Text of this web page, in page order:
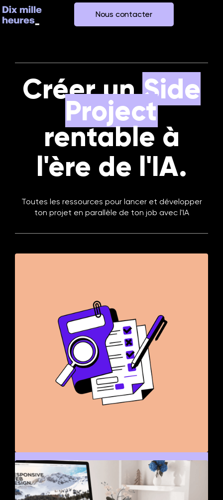
Nous contacter
Créer unSide
Project
rentable à
l'ère de l'IA.
Toutes les ressources pour lancer et développer
ton projet en parallèle de ton job avec l'IA
Comment gagner de l’argent en plus de son
travail en lançant un side project ?